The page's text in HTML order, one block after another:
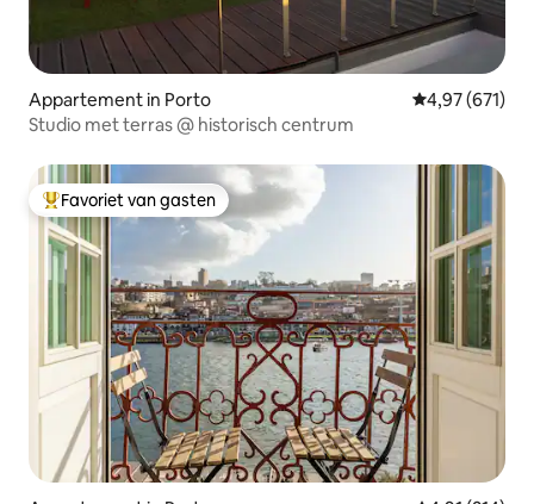
Appartement in Porto Gemiddelde
4,97 (671)
Studio met terras @ historisch centrum
Topfavoriet van gasten
Favoriet van gasten